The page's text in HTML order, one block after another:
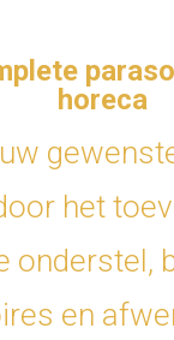
horeca
het
onderstel,
en